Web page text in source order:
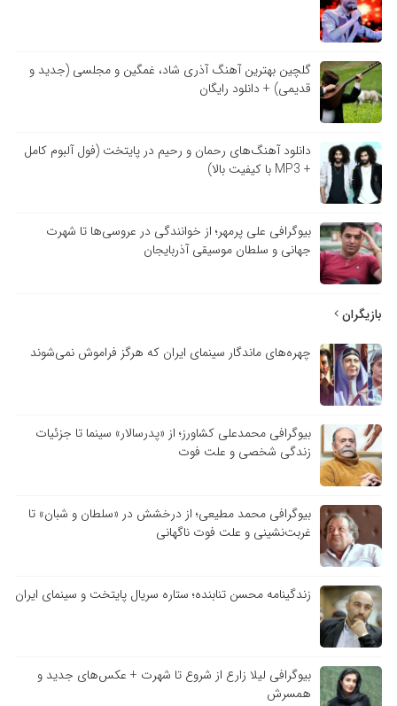
گلچین بهترین آهنگ آذری شاد، غمگین و مجلسی (جدید و
قدیمی) + دانلود رایگان
دانلود آهنگ‌های رحمان و رحیم در پایتخت (فول آلبوم کامل
+ MP3 با کیفیت بالا)
بیوگرافی علی پرمهر؛ از خوانندگی در عروسی‌ها تا شهرت
جهانی و سلطان موسیقی آذربایجان
بازیگران
چهره‌های ماندگار سینمای ایران که هرگز فراموش نمی‌شوند
بیوگرافی محمدعلی کشاورز؛ از «پدرسالار» سینما تا جزئیات
زندگی شخصی و علت فوت
بیوگرافی محمد مطیعی؛ از درخشش در «سلطان و شبان» تا
غربت‌نشینی و علت فوت ناگهانی
زندگینامه محسن تنابنده؛ ستاره سریال پایتخت و سینمای ایران
بیوگرافی لیلا زارع از شروع تا شهرت + عکس‌های جدید و
همسرش